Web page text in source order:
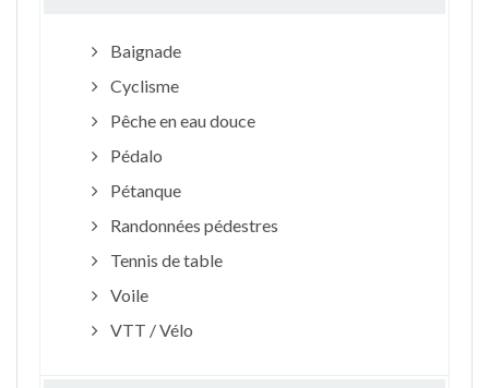
Baignade
Cyclisme
Pêche en eau douce
Pédalo
Pétanque
Randonnées pédestres
Tennis de table
Voile
VTT / Vélo